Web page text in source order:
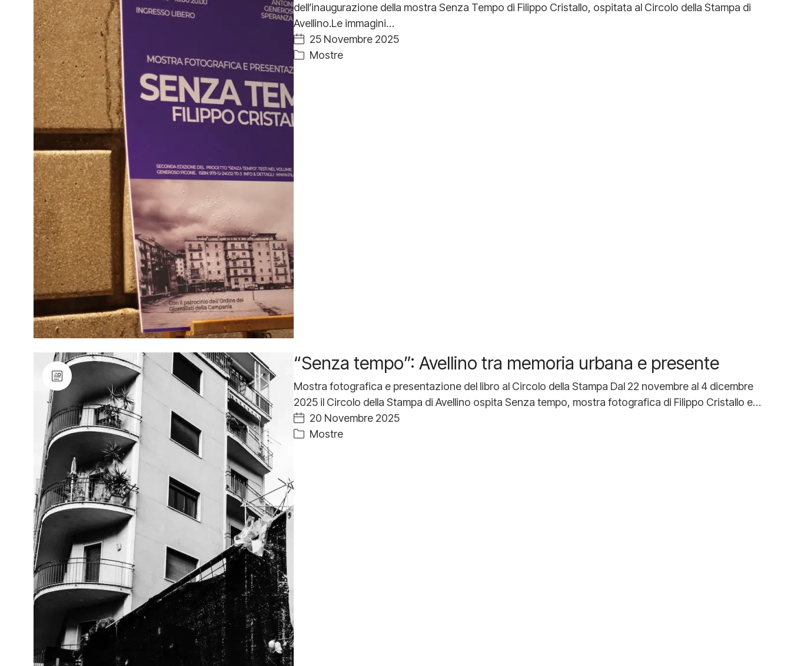
dell’inaugurazione della mostra Senza Tempo di Filippo Cristallo, ospitata al Circolo della Stampa di
Avellino.Le immagini…
25 Novembre 2025
Mostre
“Senza tempo”: Avellino tra memoria urbana e presente
Mostra fotografica e presentazione del libro al Circolo della Stampa Dal 22 novembre al 4 dicembre
2025 il Circolo della Stampa di Avellino ospita Senza tempo, mostra fotografica di Filippo Cristallo e…
20 Novembre 2025
Mostre